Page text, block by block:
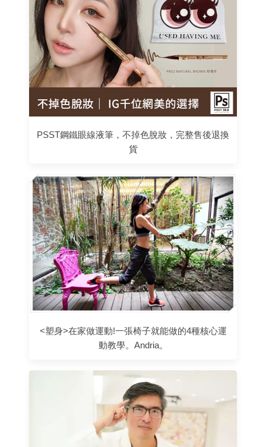
PSST鋼鐵眼線液筆，不掉色脫妝，完整售後退換
貨
<塑身>在家做運動!一張椅子就能做的4種核心運
動教學。Andria。